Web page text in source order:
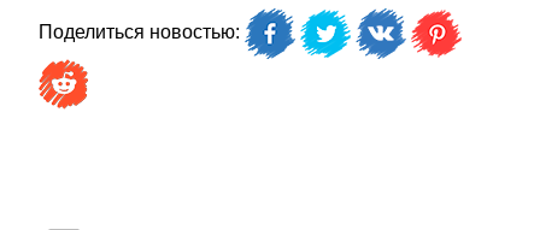
Поделиться новостью: